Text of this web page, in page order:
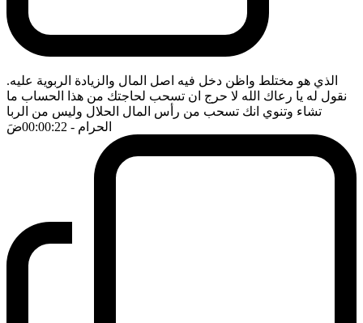
الذي هو مختلط واظن دخل فيه اصل المال والزيادة الربوية عليه.
نقول له يا رعاك الله لا حرج ان تسحب لحاجتك من هذا الحساب ما
تشاء وتنوي انك تسحب من رأس المال الحلال وليس من الربا
الحرام - 00:00:22 ضَ